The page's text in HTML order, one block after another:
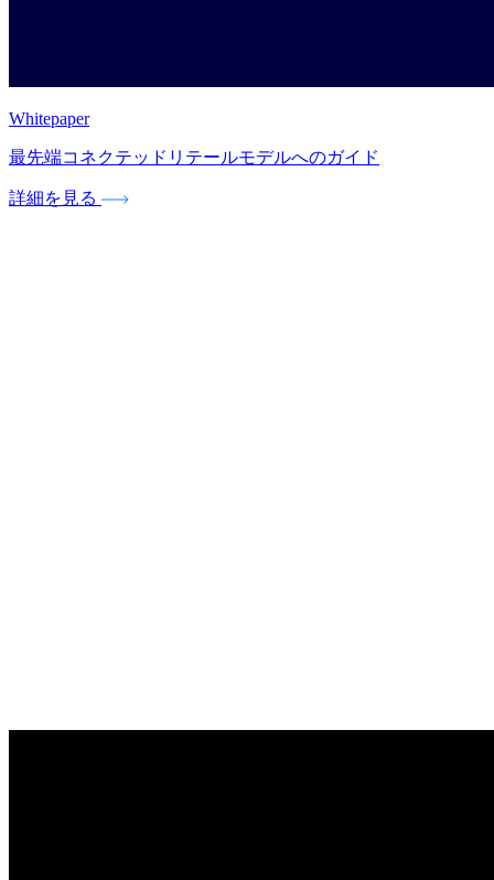
Whitepaper
最先端コネクテッドリテールモデルへのガイド
詳細を見る